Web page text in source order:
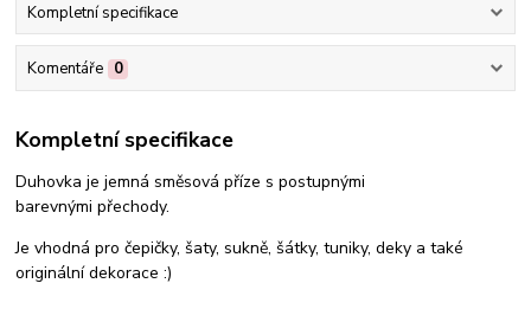
Kompletní specifikace
Komentáře 0
Kompletní specifikace
Duhovka je jemná směsová příze s postupnými
barevnými přechody.
Je vhodná pro čepičky, šaty, sukně, šátky, tuniky, deky a také
originální dekorace :)